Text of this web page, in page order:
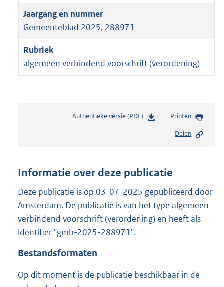
Gemeenteblad 2025, 288971
algemeen verbindend voorschrift (verordening)
Authentieke versie (PDF)b
n
d
s
r
o
:
Printen
Delen
Informatie over deze publicatie
Deze publicatie is op 03-07-2025 gepubliceerd door
Amsterdam. De publicatie is van het type algemeen
verbindend voorschrift (verordening) en heeft als
identifier "gmb-2025-288971".
Bestandsformaten
Op dit moment is de publicatie beschikbaar in de